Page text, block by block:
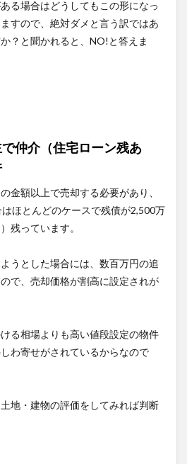
る場合はどうしてもこの形になっ
すので、絶対ダメと言う訳ではあ
？と聞かれると、NO!と答えま
仲介（住宅ローン残あ
金額以上で売却する必要があり、
ほとんどのケースで残債が2,500万
残っています。
うとした場合には、数百万円の追
で、売却価格が割高に設定されが
る相場よりも高い値段設定の物件
わ寄せがされているからなので
地・建物の評価をしてみれば判断